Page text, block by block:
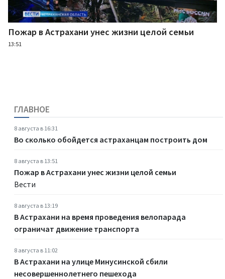
Пожар в Астрахани унес жизни целой семьи
13:51
ГЛАВНОЕ
8 августа в 16:31
Во сколько обойдется астраханцам построить дом
8 августа в 13:51
Пожар в Астрахани унес жизни целой семьи
Вести
8 августа в 13:19
В Астрахани на время проведения велопарада
ограничат движение транспорта
8 августа в 11:02
В Астрахани на улице Минусинской сбили
несовершеннолетнего пешехода